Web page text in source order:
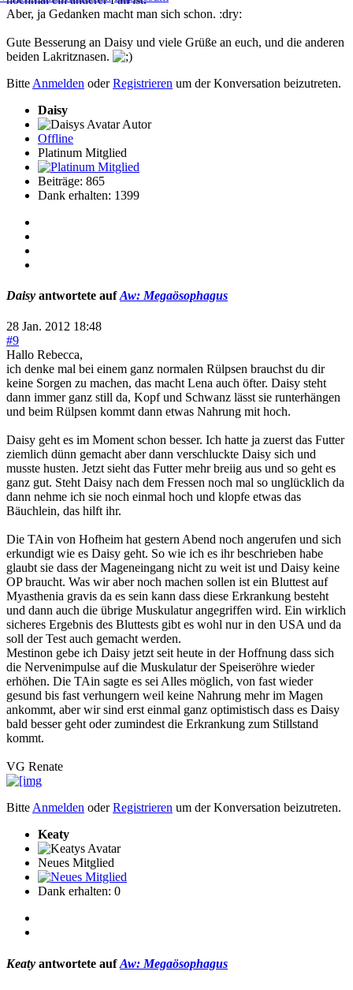
Aber, ja Gedanken macht man sich schon. :dry:
Gute Besserung an Daisy und viele Grüße an euch, und die anderen
beiden Lakritznasen.
Bitte Anmelden oderRegistrieren um der Konversation beizutreten.
Daisy
Autor
Offline
Platinum Mitglied
Beiträge: 865
Dank erhalten: 1399
Daisy antwortete aufAw: Megaösophagus
28 Jan. 2012 18:48
#9
Hallo Rebecca,
ich denke mal bei einem ganz normalen Rülpsen brauchst du dir
keine Sorgen zu machen, das macht Lena auch öfter. Daisy steht
dann immer ganz still da, Kopf und Schwanz lässt sie runterhängen
und beim Rülpsen kommt dann etwas Nahrung mit hoch.
Daisy geht es im Moment schon besser. Ich hatte ja zuerst das Futter
ziemlich dünn gemacht aber dann verschluckte Daisy sich und
musste husten. Jetzt sieht das Futter mehr breiig aus und so geht es
ganz gut. Steht Daisy nach dem Fressen noch mal so unglücklich da
dann nehme ich sie noch einmal hoch und klopfe etwas das
Bäuchlein, das hilft ihr.
Die TAin von Hofheim hat gestern Abend noch angerufen und sich
erkundigt wie es Daisy geht. So wie ich es ihr beschrieben habe
glaubt sie dass der Mageneingang nicht zu weit ist und Daisy keine
OP braucht. Was wir aber noch machen sollen ist ein Bluttest auf
Myasthenia gravis da es sein kann dass diese Erkrankung besteht
und dann auch die übrige Muskulatur angegriffen wird. Ein wirklich
sicheres Ergebnis des Bluttests gibt es wohl nur in den USA und da
soll der Test auch gemacht werden.
Mestinon gebe ich Daisy jetzt seit heute in der Hoffnung dass sich
die Nervenimpulse auf die Muskulatur der Speiseröhre wieder
erhöhen. Die TAin sagte es sei Alles möglich, von fast wieder
gesund bis fast verhungern weil keine Nahrung mehr im Magen
ankommt, aber wir sind erst einmal ganz optimistisch dass es Daisy
bald besser geht oder zumindest die Erkrankung zum Stillstand
kommt.
VG Renate
BitteAnmelden oderRegistrieren um der Konversation beizutreten.
Keaty
Neues Mitglied
Dank erhalten: 0
Keaty antwortete aufAw: Megaösophagus